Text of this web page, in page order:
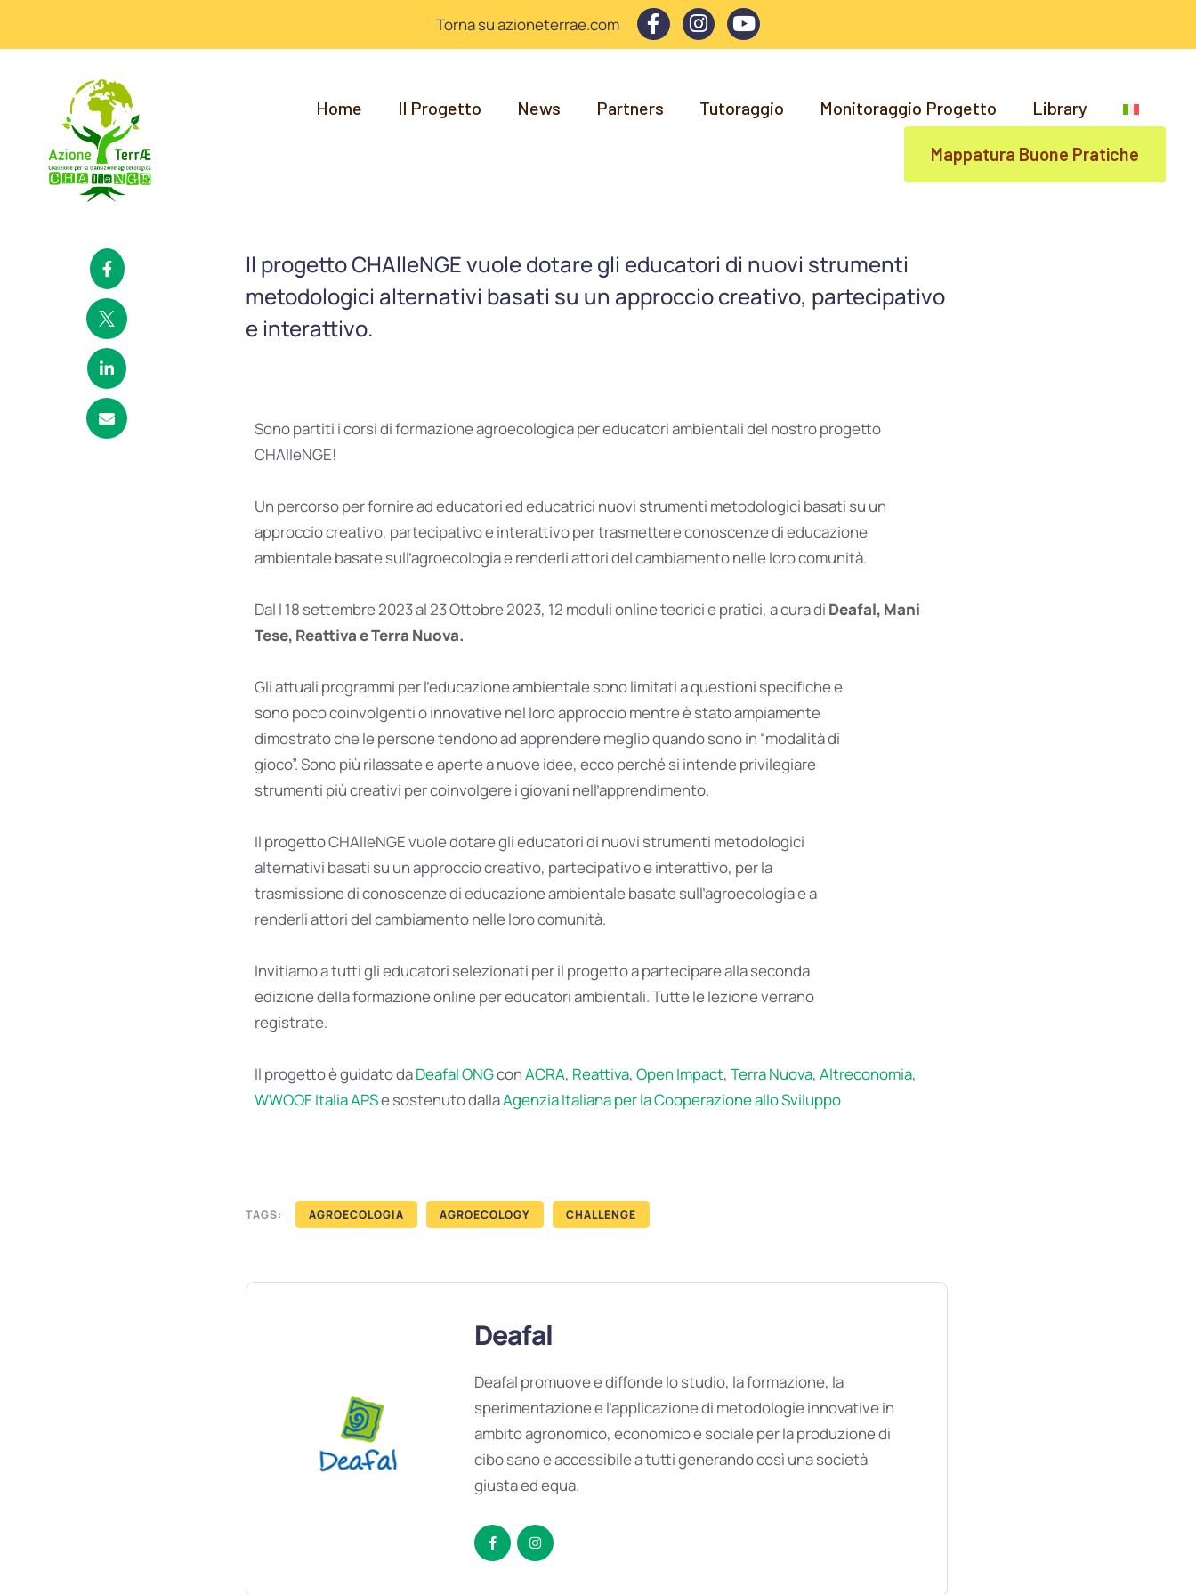
Torna su azioneterrae.com
Home Il Progetto News Partners Tutoraggio Monitoraggio Progetto Library
Mappatura Buone Pratiche
Il progetto CHAlleNGE vuole dotare gli educatori di nuovi strumenti
metodologici alternativi basati su un approccio creativo, partecipativo
e interattivo.
Sono partiti i corsi di formazione agroecologica per educatori ambientali del nostro progetto
CHAlleNGE!
Un percorso per fornire ad educatori ed educatrici nuovi strumenti metodologici basati su un
approccio creativo, partecipativo e interattivo per trasmettere conoscenze di educazione
ambientale basate sull’agroecologia e renderli attori del cambiamento nelle loro comunità.
Dal l 18 settembre 2023 al 23 Ottobre 2023, 12 moduli online teorici e pratici, a cura di Deafal, Mani
Tese, Reattiva e Terra Nuova.
Gli attuali programmi per l’educazione ambientale sono limitati a questioni specifiche e
sono poco coinvolgenti o innovative nel loro approccio mentre è stato ampiamente
dimostrato che le persone tendono ad apprendere meglio quando sono in “modalità di
gioco”. Sono più rilassate e aperte a nuove idee, ecco perché si intende privilegiare
strumenti più creativi per coinvolgere i giovani nell’apprendimento.
Il progetto CHAlleNGE vuole dotare gli educatori di nuovi strumenti metodologici
alternativi basati su un approccio creativo, partecipativo e interattivo, per la
trasmissione di conoscenze di educazione ambientale basate sull’agroecologia e a
renderli attori del cambiamento nelle loro comunità.
Invitiamo a tutti gli educatori selezionati per il progetto a partecipare alla seconda
edizione della formazione online per educatori ambientali. Tutte le lezione verrano
registrate.
Il progetto è guidato daDeafal ONGconACRA, Reattiva, Open Impact, Terra Nuova, Altreconomia,
WWOOF Italia APSe sostenuto dallaAgenzia Italiana per la Cooperazione allo Sviluppo
TAGS: AGROECOLOGIA AGROECOLOGY CHALLENGE
Deafal
Deafal promuove e diffonde lo studio, la formazione, la
sperimentazione e l’applicazione di metodologie innovative in
ambito agronomico, economico e sociale per la produzione di
cibo sano e accessibile a tutti generando così una società
giusta ed equa.